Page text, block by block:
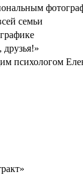
семьи
психологом